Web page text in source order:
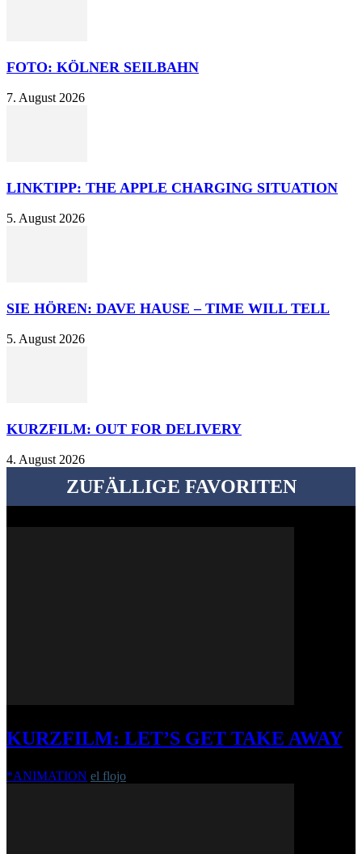
FOTO: KÖLNER SEILBAHN
7. August 2026
LINKTIPP: THE APPLE CHARGING SITUATION
5. August 2026
SIE HÖREN: DAVE HAUSE – TIME WILL TELL
5. August 2026
KURZFILM: OUT FOR DELIVERY
4. August 2026
ZUFÄLLIGE FAVORITEN
KURZFILM: LET’S GET TAKE AWAY
*ANIMATION el flojo